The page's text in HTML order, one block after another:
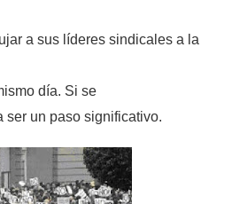
a sus líderes sindicales a la
día. Si se
ser un paso significativo.